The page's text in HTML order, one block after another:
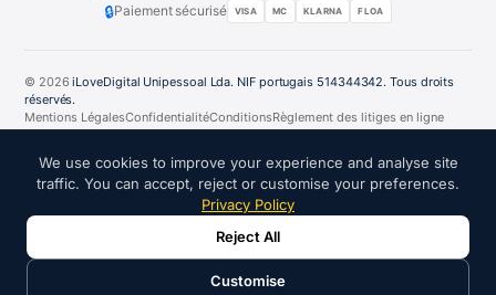
🔒Paiement sécurisé VISA MC KLARNA FLOA
© 2026iLoveDigital Unipessoal Lda. NIF portugais 514344342. Tous droits
réservés.
Mentions LégalesConfidentialitéConditionsRèglement des litiges en ligne
We use cookies to improve your experience and analyse site
traffic. You can accept, reject or customise your preferences.
Privacy Policy
Reject All
Customise
PARTENAIRES DE CONFIANCE :